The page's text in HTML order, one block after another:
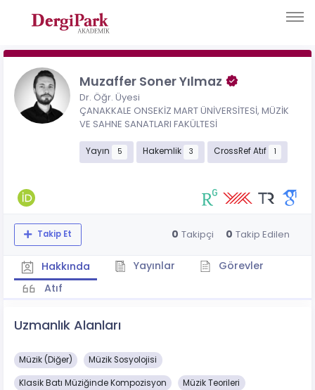
Muzaffer Soner Yılmaz
Dr. Öğr. Üyesi
ÇANAKKALE ONSEKİZ MART ÜNİVERSİTESİ, MÜZİK
VE SAHNE SANATLARI FAKÜLTESİ
Yayın 5 Hakemlik 3 CrossRef Atıf 1
Takip Et 0 Takipçi 0 Takip Edilen
Hakkında Yayınlar
Görevler
Atıf
Uzmanlık Alanları
Müzik (Diğer) Müzik Sosyolojisi
Klasik Batı Müziğinde Kompozisyon Müzik Teorileri